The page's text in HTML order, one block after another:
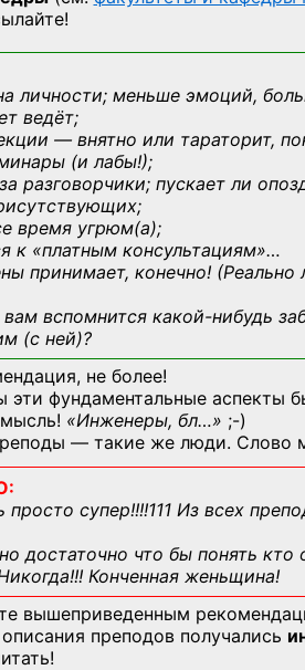
личности; меньше эмоций,
ведёт;
— внятно или тараторит,
(и лабы!);
разговорчики; пускает ли
время угрюм(а);
к «платным консультациям»…
принимает, конечно! (Реально
вспомнится какой-нибудь
(с ней)?
не более!
эти фундаментальные аспекты
«Инженеры, бл…» ;-)
— такие же люди. Слово
просто супер!!!!111 Из всех
достаточно что бы понять кто
Конченная женьщина!
вышеприведенным
преподов получались